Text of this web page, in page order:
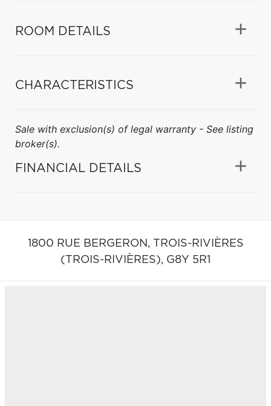
ROOM DETAILS
CHARACTERISTICS
Sale with exclusion(s) of legal warranty - See listing
broker(s).
FINANCIAL DETAILS
1800 RUE BERGERON, TROIS-RIVIÈRES
(TROIS-RIVIÈRES), G8Y 5R1